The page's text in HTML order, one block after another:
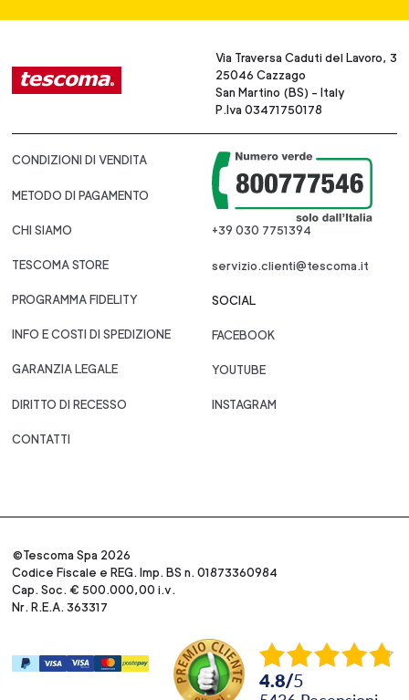
Via Traversa Caduti del Lavoro, 3
25046 Cazzago
San Martino (BS) - Italy
P.Iva 03471750178
CONDIZIONI DI VENDITA
METODO DI PAGAMENTO
CHI SIAMO
TESCOMA STORE
PROGRAMMA FIDELITY
INFO E COSTI DI SPEDIZIONE
GARANZIA LEGALE
DIRITTO DI RECESSO
CONTATTI
+39 030 7751394
servizio.clienti@tescoma.it
SOCIAL
FACEBOOK
YOUTUBE
INSTAGRAM
©Tescoma Spa 2026
Codice Fiscale e REG. Imp. BS n. 01873360984
Cap. Soc. € 500.000,00 i.v.
Nr. R.E.A. 363317
4.8/5